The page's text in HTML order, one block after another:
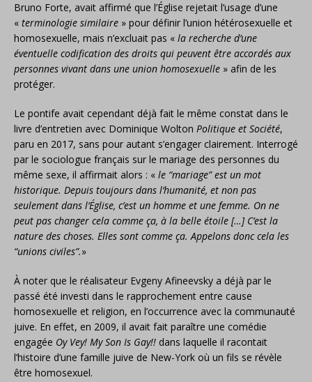
Bruno Forte, avait affirmé que l’Église rejetait l’usage d’une
« terminologie similaire » pour définir l’union hétérosexuelle et
homosexuelle, mais n’excluait pas « la recherche d’une
éventuelle codification des droits qui peuvent être accordés aux
personnes vivant dans une union homosexuelle » afin de les
protéger.
Le pontife avait cependant déjà fait le même constat dans le
livre d’entretien avec Dominique Wolton Politique et Société,
paru en 2017, sans pour autant s’engager clairement. Interrogé
par le sociologue français sur le mariage des personnes du
même sexe, il affirmait alors : « le “mariage” est un mot
historique. Depuis toujours dans l’humanité, et non pas
seulement dans l’Église, c’est un homme et une femme. On ne
peut pas changer cela comme ça, à la belle étoile […] C’est la
nature des choses. Elles sont comme ça. Appelons donc cela les
“unions civiles”.»
À noter que le réalisateur Evgeny Afineevsky a déjà par le
passé été investi dans le rapprochement entre cause
homosexuelle et religion, en l’occurrence avec la communauté
juive. En effet, en 2009, il avait fait paraître une comédie
engagée Oy Vey! My Son Is Gay!! dans laquelle il racontait
l’histoire d’une famille juive de New-York où un fils se révèle
être homosexuel.